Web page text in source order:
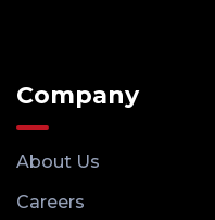
Company
About Us
Careers